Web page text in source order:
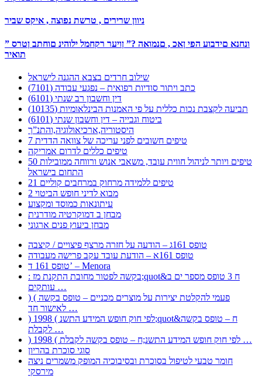
ניוון שרירים , טרשת נפוצה , איקס שביר
” ונחנא םידבוע הפי ןאכ , םנמואה ?” ןויער רקחמל ילוהינ םוחתב ןטרס
תואיר
שילוב חרדים בצבא ההגנה לישראל
כתב ויתור סודיות רפואית – נפגעי עבודה (7101)
דין וחשבון רב שנתי (6101)
תביעה לקצבת נכות כללית על פי האמנות הבינלאומיות (10135)
ביטוח וגבייה – דין וחשבון שנתי (6101)
היסטוריה,ארכיאולוגיה,והתנ”ך
7 טיפים חשובים לפני עריכה של צוואה הדדית
טיפים כללים לדרום אמריקה
50 טיפים ויותר לניהול חווית עובד, משאבי אנוש ורווחה ממובילות
התחום בישראל
21 טיפים ללמידה מרחוק במרחבים קוליים
מבוא לדיני חופש הביטוי 2
עיתונאות כמוסד ומקצוע
מבחן ב דמוקרטיה מודרנית
מבחן ביעוץ פנים ארגוני
טופס 161ג – הודעה על חזרה מרצף פיצויים / קיצבה
טופס 161א – הודעת עובד עקב פרישה מעבודה
טופס 161 ד’ – Menora
: בקשה לפטור מחובת התקנת מז;quot&ח 3 טופס מספר ים ב
עותקים …
) ( פעמי להקלטת יצירות על מוצרים מכניים – טופס בקשה
לאישור חד …
) 1998 ( לפי חוק חופש המידע התשנ;quot&ח – טופס בקשה
לקבלת …
) 1998 ( לפי חוק חופש המידע התשנ;ח – טופס בקשה לקבלת …
סוגי סוכרת בהריון
חומר טבעי לטיפול בסוכרת ובסיבוכיה המופק משמרים ניצה
מירסקי